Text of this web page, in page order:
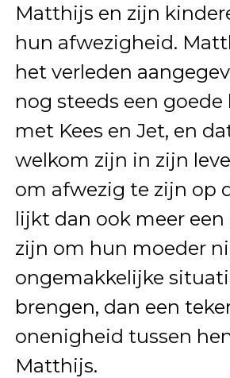
Matthijs en zijn
hun afwezigheid.
het verleden
nog steeds een
met Kees en Jet, en
welkom zijn in zijn
om afwezig te zijn op
lijkt dan ook meer een
zijn om hun moeder
ongemakkelijke
brengen, dan een
onenigheid tussen
Matthijs.